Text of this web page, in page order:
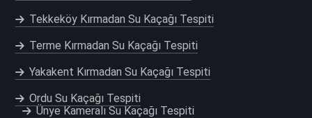
Tekkeköy Kırmadan Su Kaçağı Tespiti
Terme Kırmadan Su Kaçağı Tespiti
Yakakent Kırmadan Su Kaçağı Tespiti
Ordu Su Kaçağı Tespiti
Ünye Kameralı Su Kaçağı Tespiti